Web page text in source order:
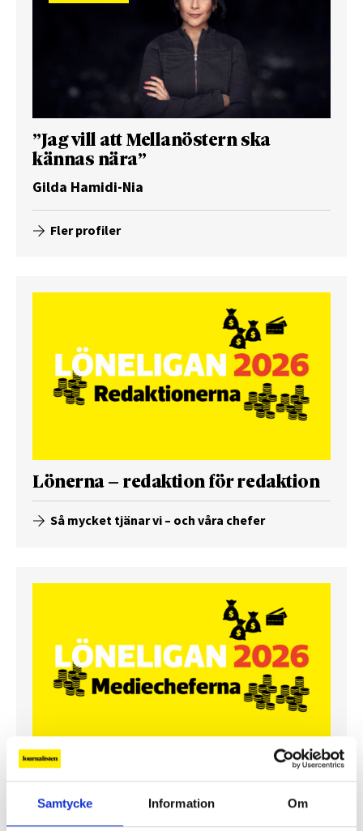
Samtycke Information Om
”Jag vill att Mellanöstern ska
kännas nära”
Gilda Hamidi-Nia
Fler profiler
Lönerna – redaktion för redaktion
Så mycket tjänar vi – och våra chefer
Så mycket tjänar mediecheferna
Så mycket tjänar 260 mediechefer